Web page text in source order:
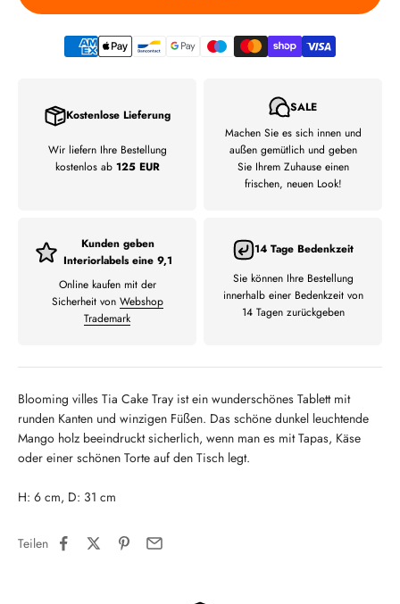
Kostenlose Lieferung
Wir liefern Ihre Bestellung
kostenlos ab 125 EUR
SALE
Machen Sie es sich innen und
außen gemütlich und geben
Sie Ihrem Zuhause einen
frischen, neuen Look!
Kunden geben
Interiorlabels eine 9,1
Online kaufen mit der
Sicherheit von Webshop
Trademark
14 Tage Bedenkzeit
Sie können Ihre Bestellung
innerhalb einer Bedenkzeit von
14 Tagen zurückgeben
Blooming villes Tia Cake Tray ist ein wunderschönes Tablett mit
runden Kanten und winzigen Füßen. Das schöne dunkel leuchtende
Mango holz beeindruckt sicherlich, wenn man es mit Tapas, Käse
oder einer schönen Torte auf den Tisch legt.
H: 6 cm, D: 31 cm
Teilen